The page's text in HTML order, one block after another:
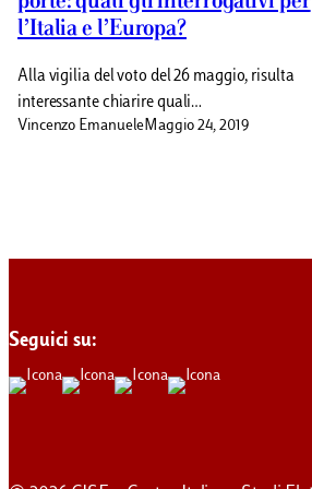
l’Italia e l’Europa?
Alla vigilia del voto del 26 maggio, risulta
interessante chiarire quali…
Vincenzo EmanueleMaggio 24, 2019
Seguici su: